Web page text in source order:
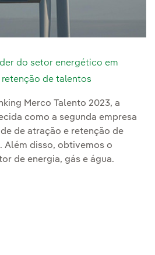
do setor energético em
de talentos
Merco Talento 2023, a
como a segunda empresa
de atração e retenção de
Além disso, obtivemos o
de energia, gás e água.
empresa líder do setor
empresa líder do setor
Iberdrola, empresa líder do